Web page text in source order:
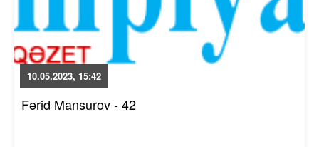
10.05.2023, 15:42
Fərid Mansurov - 42